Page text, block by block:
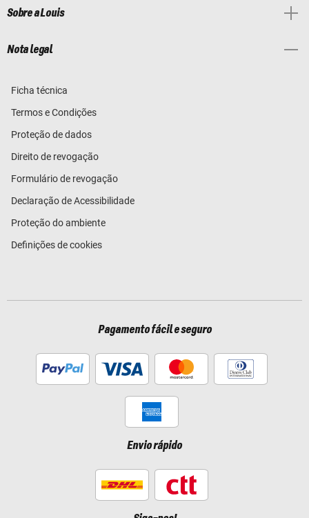
Sobre a Louis
Nota legal
Ficha técnica
Termos e Condições
Proteção de dados
Direito de revogação
Formulário de revogação
Declaração de Acessibilidade
Proteção do ambiente
Definições de cookies
Pagamento fácil e seguro
Envio rápido